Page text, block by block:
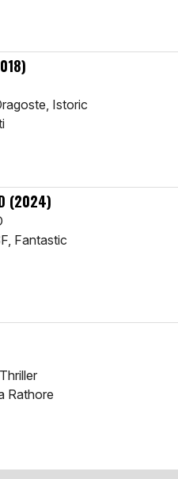
Istoric
(2024)
Fantastic
Rathore